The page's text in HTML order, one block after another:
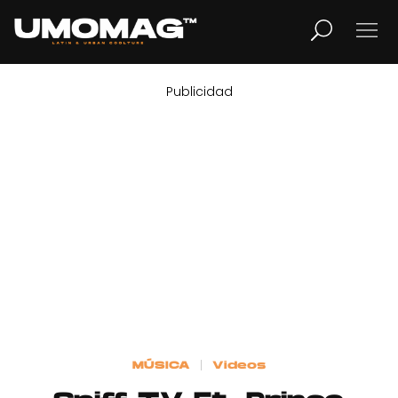
LIFESTYLE
Publicidad
MÚSICA Videos